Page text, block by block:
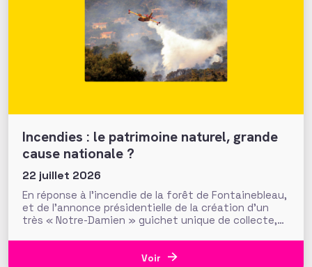
Incendies : le patrimoine naturel, grande
cause nationale ?
22 juillet 2026
En réponse à l’incendie de la forêt de Fontainebleau,
et de l’annonce présidentielle de la création d’un
très « Notre-Damien » guichet unique de collecte,
d’une semaine par la Fondation du Patrimoine. Alors
que d’autres collectes, par l’ONF ou des particuliers,
Voir